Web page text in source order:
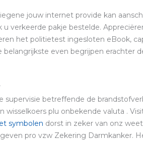
jouw internet provide kan
verkeerde pakje bestelde.
het politietest ingesloten eBook,
even begrijpen erachter
betreffende de
plu onbekende valuta .
symbolen dorst in zeker van onz
pro vzw Zekering Darmkanker.